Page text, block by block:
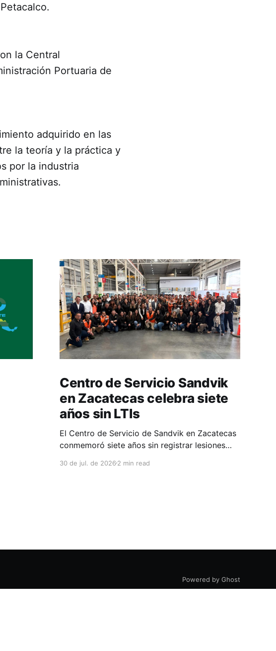
la Central
Portuaria de
adquirido en las
la teoría y la práctica y
por la industria
Centro de Servicio Sandvik
en Zacatecas celebra siete
años sin LTIs
El Centro de Servicio de Sandvik en Zacatecas
conmemoró siete años sin registrar lesiones
la consolidación de una cultura de seguridad
30 de jul. de 20262 min read
Powered by Ghost